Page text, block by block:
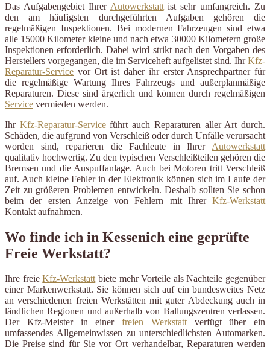
Das Aufgabengebiet Ihrer Autowerkstattist sehr umfangreich. Zu
den am häufigsten durchgeführten Aufgaben gehören die
regelmäßigen Inspektionen. Bei modernen Fahrzeugen sind etwa
alle 15000 Kilometer kleine und nach etwa 30000 Kilometern große
Inspektionen erforderlich. Dabei wird strikt nach den Vorgaben des
Herstellers vorgegangen, die im Serviceheft aufgelistet sind. IhrKfz-
Reparatur-Service vor Ort ist daher ihr erster Ansprechpartner für
die regelmäßige Wartung Ihres Fahrzeugs und außerplanmäßige
Reparaturen. Diese sind ärgerlich und können durch regelmäßigen
Service vermieden werden.
Ihr Kfz-Reparatur-Serviceführt auch Reparaturen aller Art durch.
Schäden, die aufgrund von Verschleiß oder durch Unfälle verursacht
worden sind, reparieren die Fachleute in Ihrer Autowerkstatt
qualitativ hochwertig. Zu den typischen Verschleißteilen gehören die
Bremsen und die Auspuffanlage. Auch bei Motoren tritt Verschleiß
auf. Auch kleine Fehler in der Elektronik können sich im Laufe der
Zeit zu größeren Problemen entwickeln. Deshalb sollten Sie schon
beim der ersten Anzeige von Fehlern mit Ihrer Kfz-Werkstatt
Kontakt aufnahmen.
Wo finde ich in Kessenich eine geprüfte
Freie Werkstatt?
Ihre freieKfz-Werkstattbiete mehr Vorteile als Nachteile gegenüber
einer Markenwerkstatt. Sie können sich auf ein bundesweites Netz
an verschiedenen freien Werkstätten mit guter Abdeckung auch in
ländlichen Regionen und außerhalb von Ballungszentren verlassen.
Der Kfz-Meister in einer freien Werkstattverfügt über ein
umfassendes Allgemeinwissen zu unterschiedlichsten Automarken.
Die Preise sind für Sie vor Ort verhandelbar, Reparaturen werden